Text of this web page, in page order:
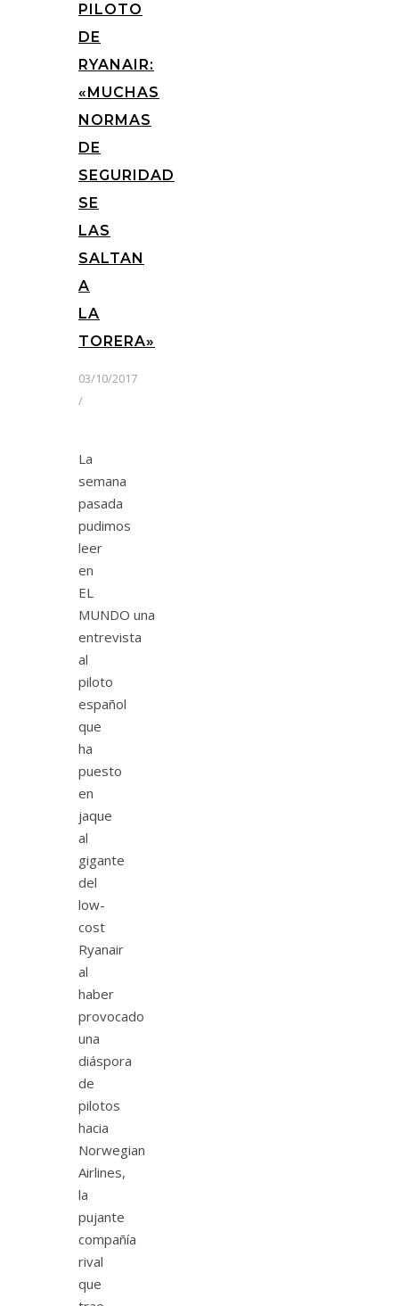
PILOTO
DE
RYANAIR:
«MUCHAS
NORMAS
DE
SEGURIDAD
SE
LAS
SALTAN
A
LA
TORERA»
03/10/2017
/
La
semana
pasada
pudimos
leer
en
EL
MUNDO una
entrevista
al
piloto
español
que
ha
puesto
en
jaque
al
gigante
del
low-
cost
Ryanair
al
haber
provocado
una
diáspora
de
pilotos
hacia
Norwegian
Airlines,
la
pujante
compañía
rival
que